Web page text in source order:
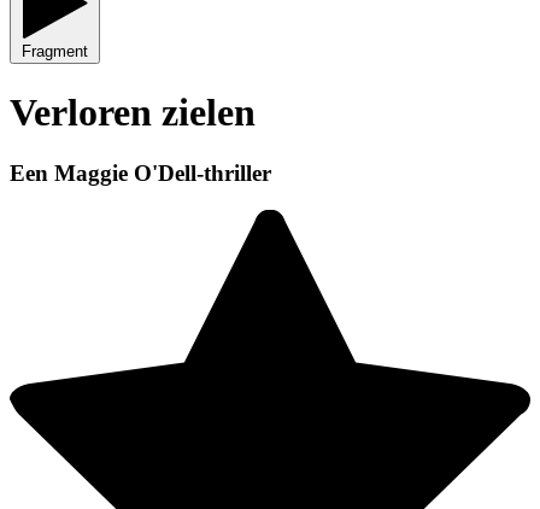
Fragment
Verloren zielen
Een Maggie O'Dell-thriller